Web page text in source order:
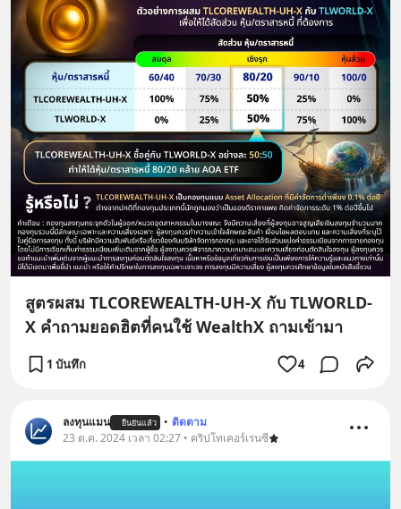
สูตรผสม TLCOREWEALTH-UH-X กับ TLWORLD-
X คำถามยอดฮิตที่คนใช้ WealthX ถามเข้ามา
1 บันทึก 4
ลงทุนแมน ยืนยันแล้ว • ติดตาม
23 ต.ค. 2024 เวลา 02:27 • คริปโทเคอร์เรนซี